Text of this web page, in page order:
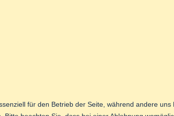
für den Betrieb der Seite, während andere